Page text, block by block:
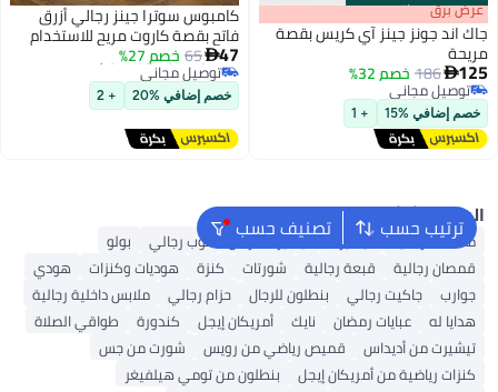
00m:00s
·باقي 100% عرض برق
جاك اند جونز جينز آي كريس بقصة
مريحة
125
186خصم 32%
توصيل مجاني
توصيل مجاني
خصم إضافي %15 + 1
كامبوس سوترا جينز رجالي أزرق
فاتح بقصة كاروت مريح للاستخدام
اليومي
47
65خصم 27%
أقل سعر في 30 يوم
توصيل مجاني
أقل سعر في 30 يوم
خصم إضافي %20 + 2
ترتيب حسب تصنيف حسب البحث الشائع
محفظة رجالية تيشيرت تيشيرت للرجال ثوب رجالي
بولو
قمصان رجالية
قبعة رجالية شورتات كنزة هوديات وكنزات
هودي
جوارب
جاكيت رجالي بنطلون للرجال حزام رجالي
ملابس داخلية رجالية
هدايا له
عبايات رمضان نايك أمريكان إيجل كندورة
طواقي الصلاة
تيشيرت من أديداس
قميص رياضي من رويس
شورت من جس
كنزات رياضية من أمريكان إيجل
بنطلون من تومي هيلفيغر